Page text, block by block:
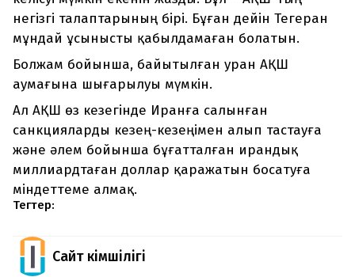
негізгі талаптарының бірі. Бұған дейін Тегеран
мұндай ұсынысты қабылдамаған болатын.
Болжам бойынша, байытылған уран АҚШ
аумағына шығарылуы мүмкін.
Ал АҚШ өз кезегінде Иранға салынған
санкцияларды кезең-кезеңімен алып тастауға
және әлем бойынша бұғатталған ирандық
миллиардтаған доллар қаражатын босатуға
міндеттеме алмақ.
Тегтер:
Сайт Әкімшілігі